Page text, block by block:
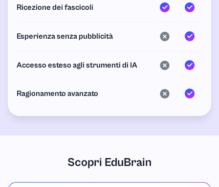
Ricezione dei fascicoli
Esperienza senza pubblicità
Accesso esteso agli strumenti di IA
Ragionamento avanzato
Scopri EduBrain